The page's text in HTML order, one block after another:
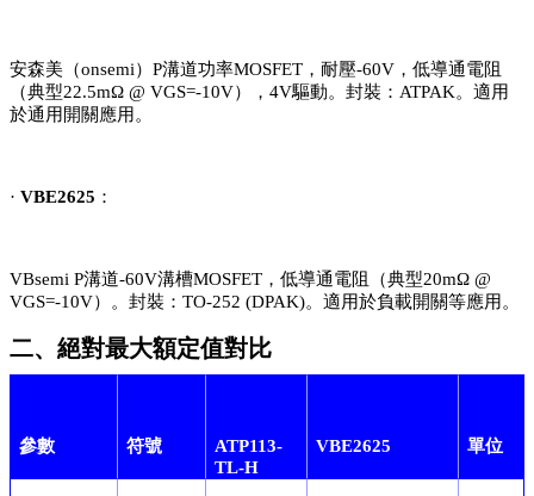
安森美（onsemi）P溝道功率MOSFET，耐壓-60V，低導通電阻
（典型22.5mΩ @ VGS=-10V），4V驅動。封裝：ATPAK。適用
於通用開關應用。
· VBE2625 ：
VBsemi P溝道-60V溝槽MOSFET，低導通電阻（典型20mΩ @
VGS=-10V）。封裝：TO-252 (DPAK)。適用於負載開關等應用。
二、絕對最大額定值對比
參數 符號
ATP113-
TL-H
VBE2625 單位